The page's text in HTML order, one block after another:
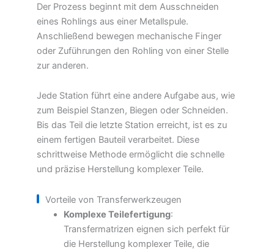
Der Prozess beginnt mit dem Ausschneiden
eines Rohlings aus einer Metallspule.
Anschließend bewegen mechanische Finger
oder Zuführungen den Rohling von einer Stelle
zur anderen.
Jede Station führt eine andere Aufgabe aus, wie
zum Beispiel Stanzen, Biegen oder Schneiden.
Bis das Teil die letzte Station erreicht, ist es zu
einem fertigen Bauteil verarbeitet. Diese
schrittweise Methode ermöglicht die schnelle
und präzise Herstellung komplexer Teile.
Vorteile von Transferwerkzeugen
Komplexe Teilefertigung:
Transfermatrizen eignen sich perfekt für
die Herstellung komplexer Teile, die